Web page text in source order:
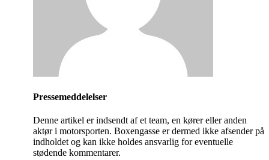
Pressemeddelelser
Denne artikel er indsendt af et team, en kører eller anden
aktør i motorsporten. Boxengasse er dermed ikke afsender på
indholdet og kan ikke holdes ansvarlig for eventuelle
stødende kommentarer.